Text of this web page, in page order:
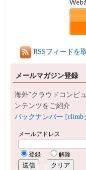
RSSフィードを
メールマガジン登録
海外”クラウドコンピ
ンテンツをご紹介
バックナンバー [climb